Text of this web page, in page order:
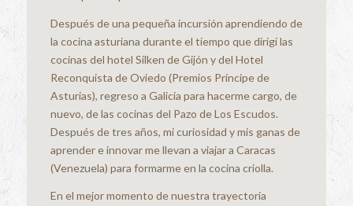
Después de una pequeña incursión aprendiendo de
la cocina asturiana durante el tiempo que dirigí las
cocinas del hotel Silken de Gijón y del Hotel
Reconquista de Oviedo (Premios Príncipe de
Asturias), regreso a Galicia para hacerme cargo, de
nuevo, de las cocinas del Pazo de Los Escudos.
Después de tres años, mi curiosidad y mis ganas de
aprender e innovar me llevan a viajar a Caracas
(Venezuela) para formarme en la cocina criolla.
En el mejor momento de nuestra trayectoria